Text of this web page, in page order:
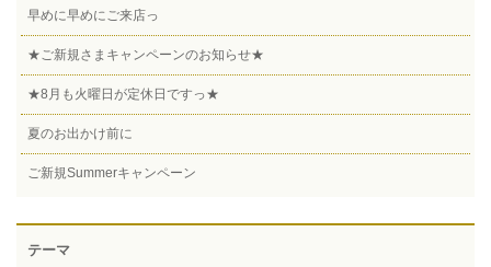
早めに早めにご来店っ
★ご新規さまキャンペーンのお知らせ★
★8月も火曜日が定休日ですっ★
夏のお出かけ前に
ご新規Summerキャンペーン
テーマ